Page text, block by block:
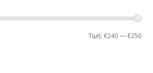
Τιμή:€240—€250